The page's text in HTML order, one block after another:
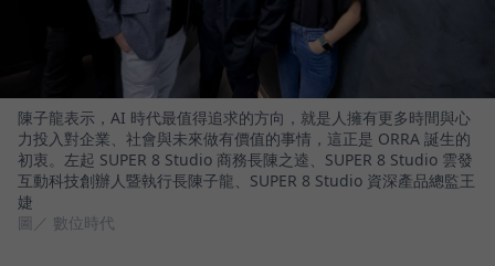
陳子龍表示，AI 時代最值得追求的方向，就是人擁有更多時間與心
力投入對企業、社會與未來做有價值的事情，這正是 ORRA 誕生的
初衷。左起 SUPER 8 Studio 商務長陳之逵、SUPER 8 Studio 雲發
互動科技創辦人暨執行長陳子龍、SUPER 8 Studio 資深產品總監王
婕
圖／ 數位時代